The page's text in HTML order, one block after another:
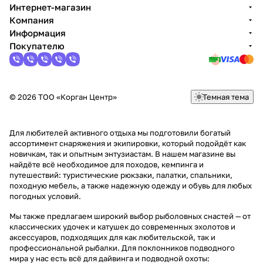
Интернет-магазин
Компания
Информация
Покупателю
© 2026 ТОО «Корган Центр» Темная тема
Для любителей активного отдыха мы подготовили богатый
ассортимент снаряжения и экипировки, который подойдёт как
новичкам, так и опытным энтузиастам. В нашем магазине вы
найдёте всё необходимое для походов, кемпинга и
путешествий: туристические рюкзаки, палатки, спальники,
походную мебель, а также надежную одежду и обувь для любых
погодных условий.
Мы также предлагаем широкий выбор рыболовных снастей — от
классических удочек и катушек до современных эхолотов и
аксессуаров, подходящих для как любительской, так и
профессиональной рыбалки. Для поклонников подводного
мира у нас есть всё для дайвинга и подводной охоты: